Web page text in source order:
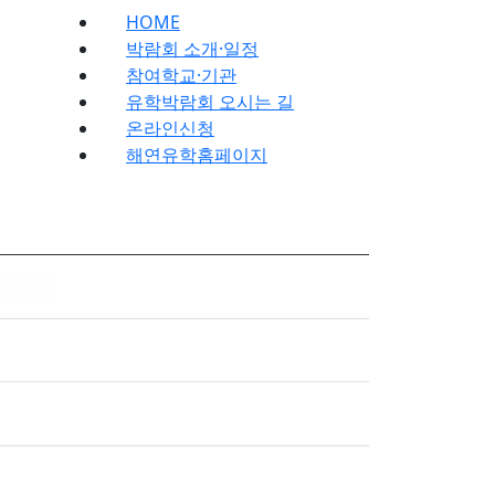
HOME
박람회 소개·일정
참여학교·기관
유학박람회 오시는 길
온라인신청
해연유학홈페이지